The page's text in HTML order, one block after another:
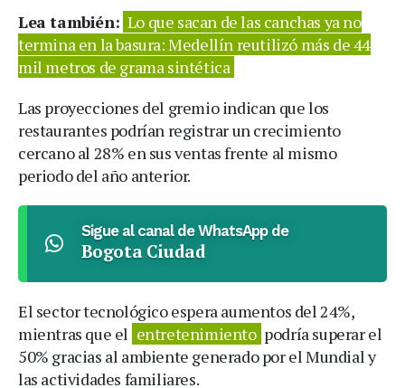
Lea también: Lo que sacan de las canchas ya no
termina en la basura: Medellín reutilizó más de 44
mil metros de grama sintética
Las proyecciones del gremio indican que los
restaurantes podrían registrar un crecimiento
cercano al 28% en sus ventas frente al mismo
periodo del año anterior.
Sigue al canal de WhatsApp de
Bogota Ciudad
El sector tecnológico espera aumentos del 24%,
mientras que el entretenimiento podría superar el
50% gracias al ambiente generado por el Mundial y
las actividades familiares.